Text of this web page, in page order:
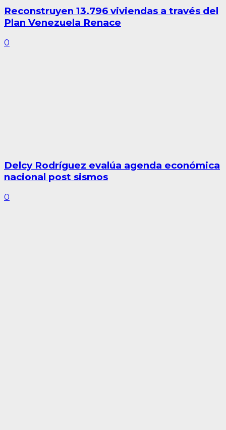
Reconstruyen 13.796 viviendas a través del
Plan Venezuela Renace
0
Delcy Rodríguez evalúa agenda económica
nacional post sismos
0